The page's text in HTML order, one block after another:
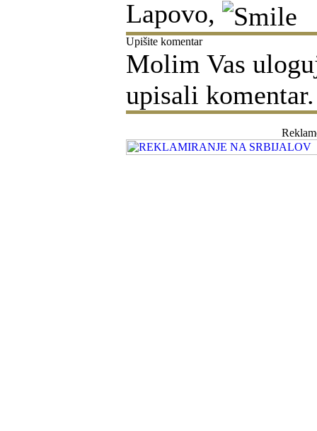
Lapovo,
Upišite komentar
Molim Vas
upisali komentar.